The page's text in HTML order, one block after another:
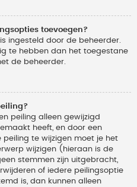
toevoegen?
ingesteld door de beheerder.
te hebben dan het toegestane
de beheerder.
peiling alleen gewijzigd
heeft, en door een
te wijzigen moet je het
wijzigen (hieraan is de
stemmen zijn uitgebracht,
of iedere peilingsoptie
is, dan kunnen alleen